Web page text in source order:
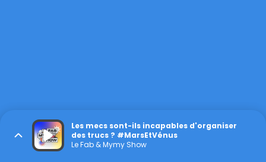
Les mecs sont-ils incapables d'organiser
des trucs ? #MarsEtVénus
Le Fab & Mymy Show